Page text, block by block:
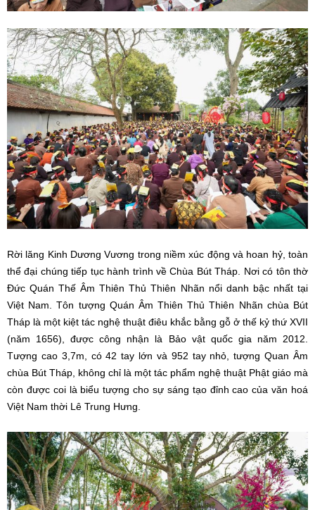
Rời lăng Kinh Dương Vương trong niềm xúc động và hoan hỷ, toàn
thể đại chúng tiếp tục hành trình về Chùa Bút Tháp. Nơi có tôn thờ
Đức Quán Thế Âm Thiên Thủ Thiên Nhãn nổi danh bậc nhất tại
Việt Nam. Tôn tượng Quán Âm Thiên Thủ Thiên Nhãn chùa Bút
Tháp là một kiệt tác nghệ thuật điêu khắc bằng gỗ ở thế kỷ thứ XVII
(năm 1656), được công nhận là Bảo vật quốc gia năm 2012.
Tượng cao 3,7m, có 42 tay lớn và 952 tay nhỏ, tượng Quan Âm
chùa Bút Tháp, không chỉ là một tác phẩm nghệ thuật Phật giáo mà
còn được coi là biểu tượng cho sự sáng tạo đỉnh cao của văn hoá
Việt Nam thời Lê Trung Hưng.